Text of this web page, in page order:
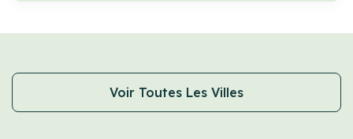
Voir Toutes Les Villes